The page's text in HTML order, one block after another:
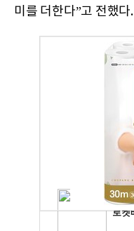
미를 더한다”고 전했다.